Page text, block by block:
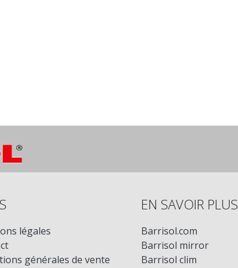
légales
générales de vente
EN SAVOIR PLUS
Barrisol.com
Barrisol mirror
Barrisol clim